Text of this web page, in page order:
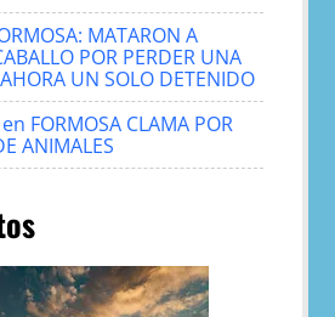
MATARON A
POR PERDER UNA
UN SOLO DETENIDO
en FORMOSA CLAMA POR
ANIMALES